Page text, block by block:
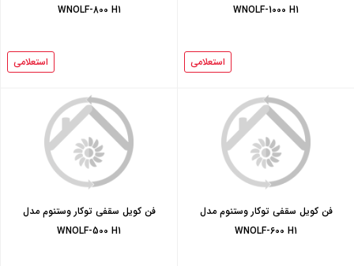
WNOLF-1000 H1
استعلامی
WNOLF-800 H1
استعلامی
فن کویل سقفی توکار وستنوم مدل
WNOLF-600 H1
فن کویل سقفی توکار وستنوم مدل
WNOLF-500 H1